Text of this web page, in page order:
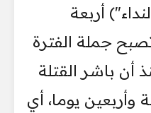
أربعة
جملة الفترة
أن باشر القتلة
يوما، أي